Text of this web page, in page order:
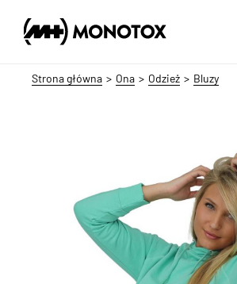
Strona główna Ona Odzież Bluzy